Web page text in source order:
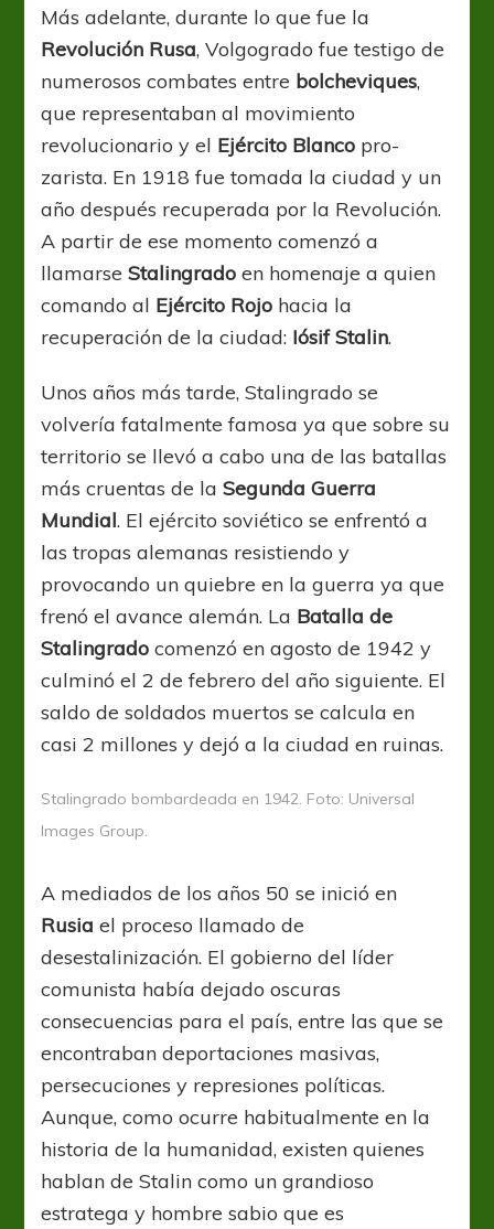
Más adelante, durante lo que fue la
Revolución Rusa, Volgogrado fue testigo de
numerosos combates entre bolcheviques,
que representaban al movimiento
revolucionario y el Ejército Blanco pro-
zarista. En 1918 fue tomada la ciudad y un
año después recuperada por la Revolución.
A partir de ese momento comenzó a
llamarseStalingrado en homenaje a quien
comando al Ejército Rojo hacia la
recuperación de la ciudad: Iósif Stalin.
Unos años más tarde, Stalingrado se
volvería fatalmente famosa ya que sobre su
territorio se llevó a cabo una de las batallas
más cruentas de laSegunda Guerra
Mundial. El ejército soviético se enfrentó a
las tropas alemanas resistiendo y
provocando un quiebre en la guerra ya que
frenó el avance alemán. La Batalla de
Stalingrado comenzó en agosto de 1942 y
culminó el 2 de febrero del año siguiente. El
saldo de soldados muertos se calcula en
casi 2 millones y dejó a la ciudad en ruinas.
Stalingrado bombardeada en 1942. Foto: Universal
Images Group.
A mediados de los años 50 se inició en
Rusia el proceso llamado de
desestalinización. El gobierno del líder
comunista había dejado oscuras
consecuencias para el país, entre las que se
encontraban deportaciones masivas,
persecuciones y represiones políticas.
Aunque, como ocurre habitualmente en la
historia de la humanidad, existen quienes
hablan de Stalin como un grandioso
estratega y hombre sabio que es